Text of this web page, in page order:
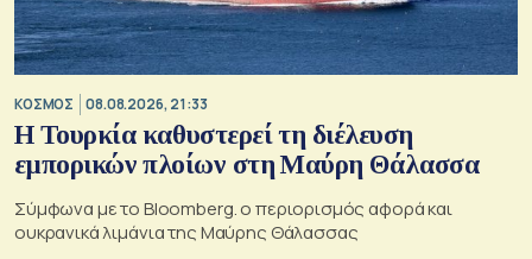
ΚΟΣΜΟΣ 08.08.2026, 21:33
Η Τουρκία καθυστερεί τη διέλευση
εμπορικών πλοίων στη Μαύρη Θάλασσα
Σύμφωνα με το Bloomberg. ο περιορισμός αφορά και
ουκρανικά λιμάνια της Μαύρης Θάλασσας